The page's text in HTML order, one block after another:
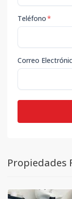
Teléfono*
Correo
Propiedades